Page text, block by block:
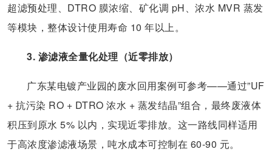
超滤预处理、DTRO 膜浓缩、矿化调 pH、浓水 MVR 蒸发
等模块，整体设计使用寿命 10 年以上。
3. 渗滤液全量化处理（近零排放）
广东某电镀产业园的废水回用案例可参考——通过”UF
+ 抗污染 RO + DTRO 浓水 + 蒸发结晶”组合，最终废液体
积压到原水 5% 以内，实现近零排放。这一路线同样适用
于高浓度渗滤液场景，吨水成本可控制在 60-90 元。